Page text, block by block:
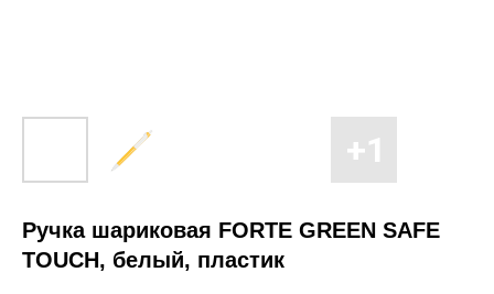
Ручка шариковая FORTE GREEN SAFE
TOUCH, белый, пластик